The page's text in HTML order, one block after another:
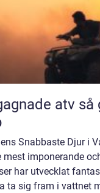
atv så gör du ett tryggt och smart
Snabbaste Djur i
mest imponerande
har utvecklat
ta sig fram i vattnet